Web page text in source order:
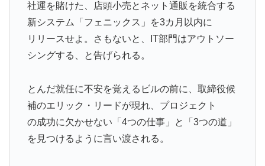
社運を賭けた、店頭小売とネット通販を統合する
新システム「フェニックス」を3カ月以内に
リリースせよ。さもないと、IT部門はアウトソー
シングする、と告げられる。
とんだ就任に不安を覚えるビルの前に、取締役候
補のエリック・リードが現れ、プロジェクト
の成功に欠かせない「4つの仕事」と「3つの道」
を見つけるように言い渡される。